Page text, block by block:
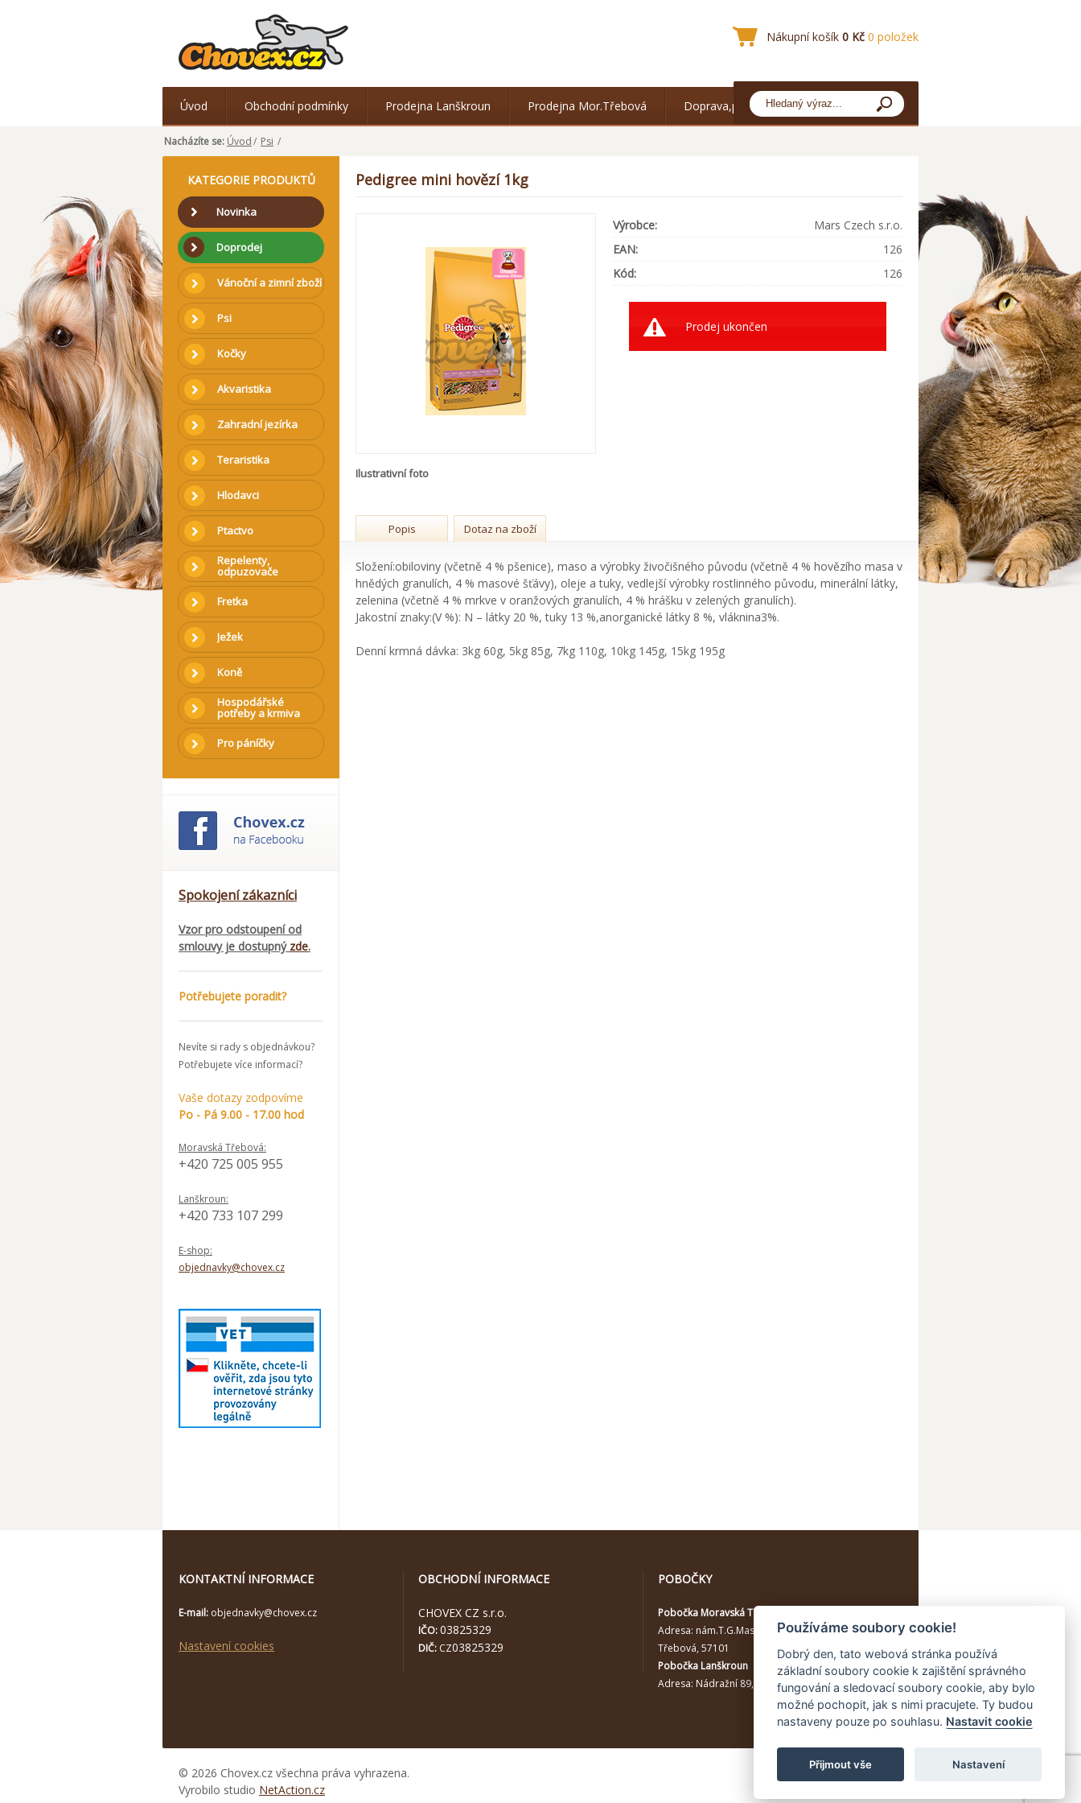
Nákupní košík 0 Kč 0 položek
Úvod Obchodní podmínky Prodejna Lanškroun Prodejna Mor.Třebová Doprava,platba
Nacházíte se: Úvod/ Psi /
KATEGORIE PRODUKTŮ
Novinka
Doprodej
Vánoční a zimní zboží
Psi
Kočky
Akvaristika
Zahradní jezírka
Teraristika
Hlodavci
Ptactvo
Repelenty,
odpuzovače
Fretka
Ježek
Koně
Hospodářské
potřeby a krmiva
Pro páníčky
Spokojení zákazníci
Vzor pro odstoupení od
smlouvy je dostupný zde.
Potřebujete poradit?
Nevíte si rady s objednávkou?
Potřebujete více informací?
Vaše dotazy zodpovíme
Po - Pá 9.00 - 17.00 hod
Moravská Třebová:
+420 725 005 955
Lanškroun:
+420 733 107 299
E-shop:
objednavky@chovex.cz
Pedigree mini hovězí 1kg
Ilustrativní foto
Výrobce:
Mars Czech s.r.o.
EAN:
126
Kód:
126
Prodej ukončen
Popis Dotaz na zboží
Složení:obiloviny (včetně 4 % pšenice), maso a výrobky živočišného původu (včetně 4 % hovězího masa v
hnědých granulích, 4 % masové šťávy), oleje a tuky, vedlejší výrobky rostlinného původu, minerální látky,
zelenina (včetně 4 % mrkve v oranžových granulích, 4 % hrášku v zelených granulích).
Jakostní znaky:(V %): N – látky 20 %, tuky 13 %,anorganické látky 8 %, vláknina3%.
Denní krmná dávka: 3kg 60g, 5kg 85g, 7kg 110g, 10kg 145g, 15kg 195g
KONTAKTNÍ INFORMACE
E-mail: objednavky@chovex.cz
Nastavení cookies
OBCHODNÍ INFORMACE
CHOVEX CZ s.r.o.
IČO:03825329
DIČ: CZ03825329
POBOČKY
Pobočka Moravská Třebová
Adresa: nám.T.G.Masaryka 114/10a, Moravská
Třebová, 57101
Pobočka Lanškroun
Adresa: Nádražní 89, Lanškroun, 56301
© 2026 Chovex.cz všechna práva vyhrazena.
Vyrobilo studio NetAction.cz
Používáme soubory cookie!
Dobrý den, tato webová stránka používá
základní soubory cookie k zajištění správného
fungování a sledovací soubory cookie, aby bylo
možné pochopit, jak s nimi pracujete. Ty budou
nastaveny pouze po souhlasu. Nastavit cookie
Přijmout vše Nastavení